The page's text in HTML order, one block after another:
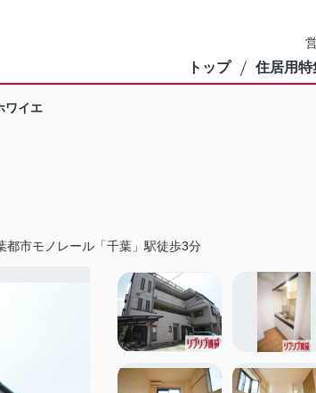
トップ 住居用特
ワイエ
都市モノレール「千葉」駅徒歩3分